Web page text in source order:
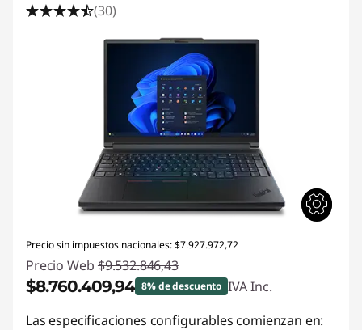
(30)
Precio sin impuestos nacionales: $7.927.972,72
Precio Web $9.532.846,43
$8.760.409,94 8% de descuento IVA Inc.
Descuento prod (inc IVA) :-$772.436,49
Las especificaciones configurables comienzan en: